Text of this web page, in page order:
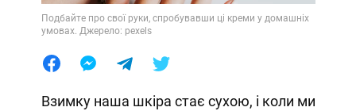
Подбайте про свої руки, спробувавши ці креми у домашніх
умовах. Джерело: pexels
Взимку наша шкіра стає сухою, і коли ми